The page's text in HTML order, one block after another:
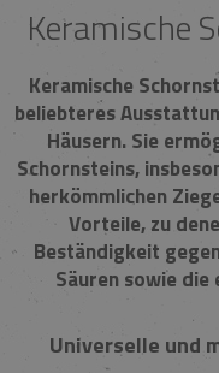
Keramische
Keramische
beliebteres
Häusern. Sie
Schornsteins,
herkömmlichen
Vorteile, zu
Beständigkeit
Säuren sowie
Universelle und